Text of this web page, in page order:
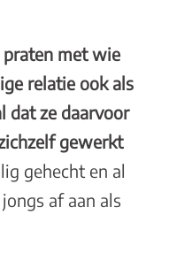
praten met wie
relatie ook als
dat ze daarvoor
gewerkt
gehecht en al
af aan als